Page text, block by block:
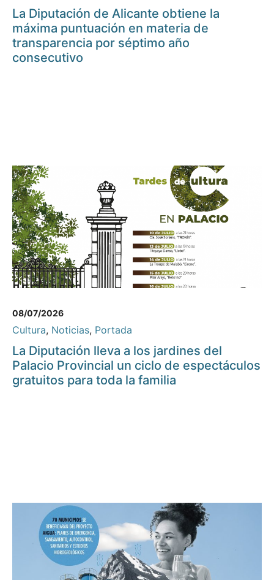
La Diputación de Alicante obtiene la
máxima puntuación en materia de
transparencia por séptimo año
consecutivo
08/07/2026
Cultura, Noticias, Portada
La Diputación lleva a los jardines del
Palacio Provincial un ciclo de espectáculos
gratuitos para toda la familia